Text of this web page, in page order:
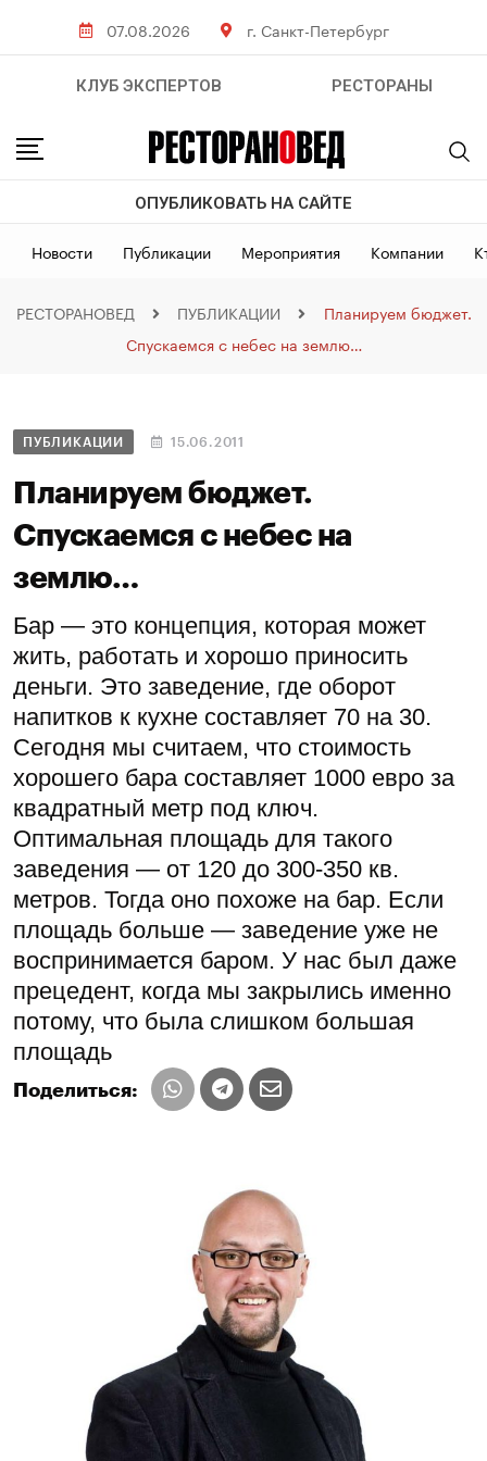
07.08.2026 г. Санкт-Петербург
КЛУБ ЭКСПЕРТОВ РЕСТОРАНЫ
ОПУБЛИКОВАТЬ НА САЙТЕ
Новости Публикации Мероприятия Компании
РЕСТОРАНОВЕД ПУБЛИКАЦИИ
Планируем бюджет.
Спускаемся с небес на землю…
ПУБЛИКАЦИИ 15.06.2011
Планируем бюджет.
Спускаемся с небес на
землю…
Бар — это концепция, которая может
жить, работать и хорошо приносить
деньги. Это заведение, где оборот
напитков к кухне составляет 70 на 30.
Сегодня мы считаем, что стоимость
хорошего бара составляет 1000 евро за
квадратный метр под ключ.
Оптимальная площадь для такого
заведения — от 120 до 300-350 кв.
метров. Тогда оно похоже на бар. Если
площадь больше — заведение уже не
воспринимается баром. У нас был даже
прецедент, когда мы закрылись именно
потому, что была слишком большая
площадь
Поделиться: